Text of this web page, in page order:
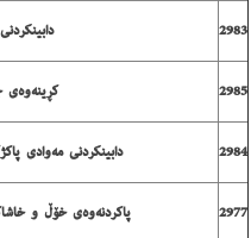
2983 دابینكردنی (300) سێ سه‌د ته‌ن
2985 كڕینه‌وه‌ی
2984 دابینكردنی مه‌وادی
2977 پاكردنه‌وه‌ی خۆڵ و